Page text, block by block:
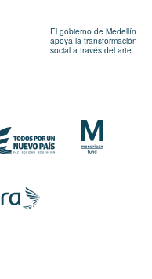
El gobierno de Medellín
apoya la transformación
social a través del arte.